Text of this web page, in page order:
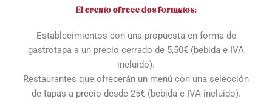
El evento ofrece dos formatos:
Establecimientos con una propuesta en forma de
gastrotapa a un precio cerrado de 5,50€ (bebida e IVA
incluido).
Restaurantes que ofrecerán un menú con una selección
de tapas a precio desde 25€ (bebida e IVA incluido).